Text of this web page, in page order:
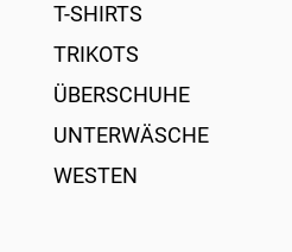
T-SHIRTS
TRIKOTS
ÜBERSCHUHE
UNTERWÄSCHE
WESTEN